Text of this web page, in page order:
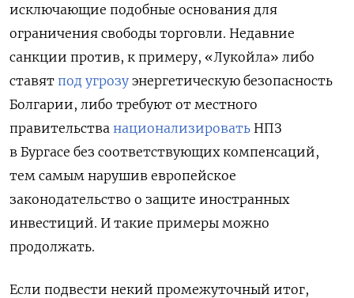
исключающие подобные основания для
ограничения свободы торговли. Недавние
санкции против, к примеру, «Лукойла» либо
ставят под угрозу энергетическую безопасность
Болгарии, либо требуют от местного
правительства национализировать НПЗ
в Бургасе без соответствующих компенсаций,
тем самым нарушив европейское
законодательство о защите иностранных
инвестиций. И такие примеры можно
продолжать.
Если подвести некий промежуточный итог,